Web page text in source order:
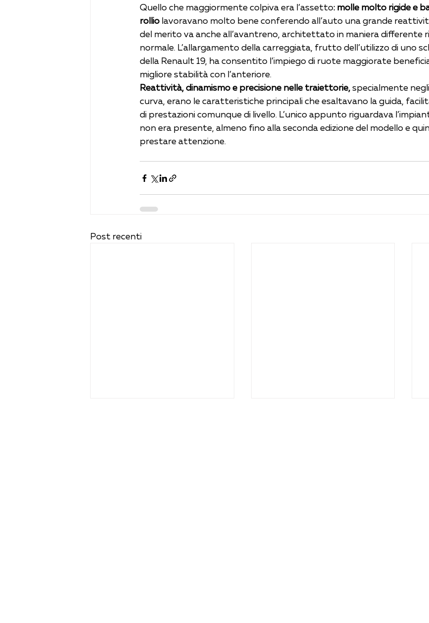
Quello che maggiormente colpiva era l’assetto: molle molto rigide e
rollio lavoravano molto bene conferendo all’auto una grande
del merito va anche all’avantreno, architettato in maniera differente
normale. L’allargamento della carreggiata, frutto dell’utilizzo di uno
della Renault 19, ha consentito l’impiego di ruote maggiorate
migliore stabilità con l’anteriore.
Reattività, dinamismo e precisione nelle traiettorie, specialmente
curva, erano le caratteristiche principali che esaltavano la guida,
di prestazioni comunque di livello. L’unico appunto riguardava
non era presente, almeno fino alla seconda edizione del modello e
prestare attenzione.
Post recenti